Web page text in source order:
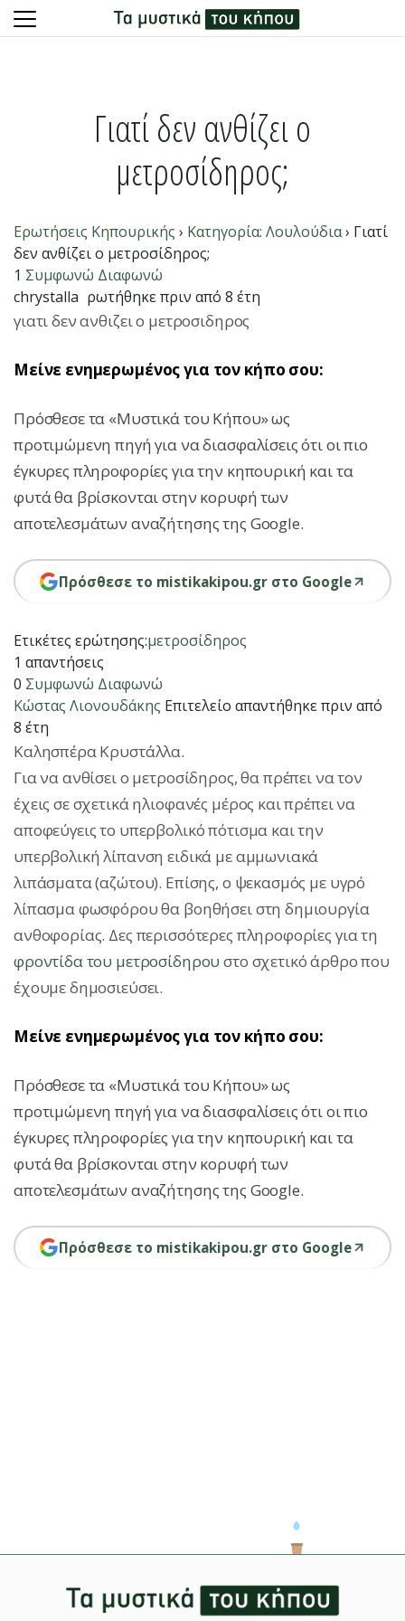
Γιατί δεν ανθίζει ο
μετροσίδηρος;
Ερωτήσεις Κηπουρικής › Κατηγορία: Λουλούδια› Γιατί
δεν ανθίζει ο μετροσίδηρος;
1 Συμφωνώ Διαφωνώ
chrystalla ρωτήθηκε πριν από 8 έτη
γιατι δεν ανθιζει ο μετροσιδηρος
Μείνε ενημερωμένος για τον κήπο σου:
Πρόσθεσε τα «Μυστικά του Κήπου» ως
προτιμώμενη πηγή για να διασφαλίσεις ότι οι πιο
έγκυρες πληροφορίες για την κηπουρική και τα
φυτά θα βρίσκονται στην κορυφή των
αποτελεσμάτων αναζήτησης της Google.
Πρόσθεσε το mistikakipou.gr στο Google
Ετικέτες ερώτησης:μετροσίδηρος
1 απαντήσεις
0 Συμφωνώ Διαφωνώ
Κώστας Λιονουδάκης Επιτελείο απαντήθηκε πριν από
8 έτη
Καλησπέρα Κρυστάλλα.
Για να ανθίσει ο μετροσίδηρος, θα πρέπει να τον
έχεις σε σχετικά ηλιοφανές μέρος και πρέπει να
αποφεύγεις το υπερβολικό πότισμα και την
υπερβολική λίπανση ειδικά με αμμωνιακά
λιπάσματα (αζώτου). Επίσης, ο ψεκασμός με υγρό
λίπασμα φωσφόρου θα βοηθήσει στη δημιουργία
ανθοφορίας. Δες περισσότερες πληροφορίες για τη
φροντίδα του μετροσίδηρου στο σχετικό άρθρο που
έχουμε δημοσιεύσει.
Μείνε ενημερωμένος για τον κήπο σου:
Πρόσθεσε τα «Μυστικά του Κήπου» ως
προτιμώμενη πηγή για να διασφαλίσεις ότι οι πιο
έγκυρες πληροφορίες για την κηπουρική και τα
φυτά θα βρίσκονται στην κορυφή των
αποτελεσμάτων αναζήτησης της Google.
Πρόσθεσε το mistikakipou.gr στο Google